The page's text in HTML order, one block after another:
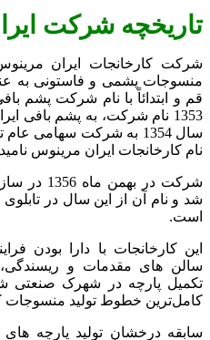
تاریخچه شرکت
منسوجات پشمی و فاستونی به
قم و ابتدائاً با نام شرکت پشم
1353 نام شرکت، به پشم بافی
نام کارخانجات ایران مرینوس
شرکت در
شد و نام آن از این سال در
است.
این کارخانجات با دارا بودن
سالن های مقدمات و
تکمیل پارچه در شهرک صنعتی
کامل‌ترین خطوط تولید
سابقه درخشان تولید پارچه